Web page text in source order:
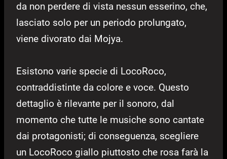
da non perdere di vista nessun esserino, che,
lasciato solo per un periodo prolungato,
viene divorato dai Mojya.
Esistono varie specie di LocoRoco,
contraddistinte da colore e voce. Questo
dettaglio è rilevante per il sonoro, dal
momento che tutte le musiche sono cantate
dai protagonisti; di conseguenza, scegliere
un LocoRoco giallo piuttosto che rosa farà la